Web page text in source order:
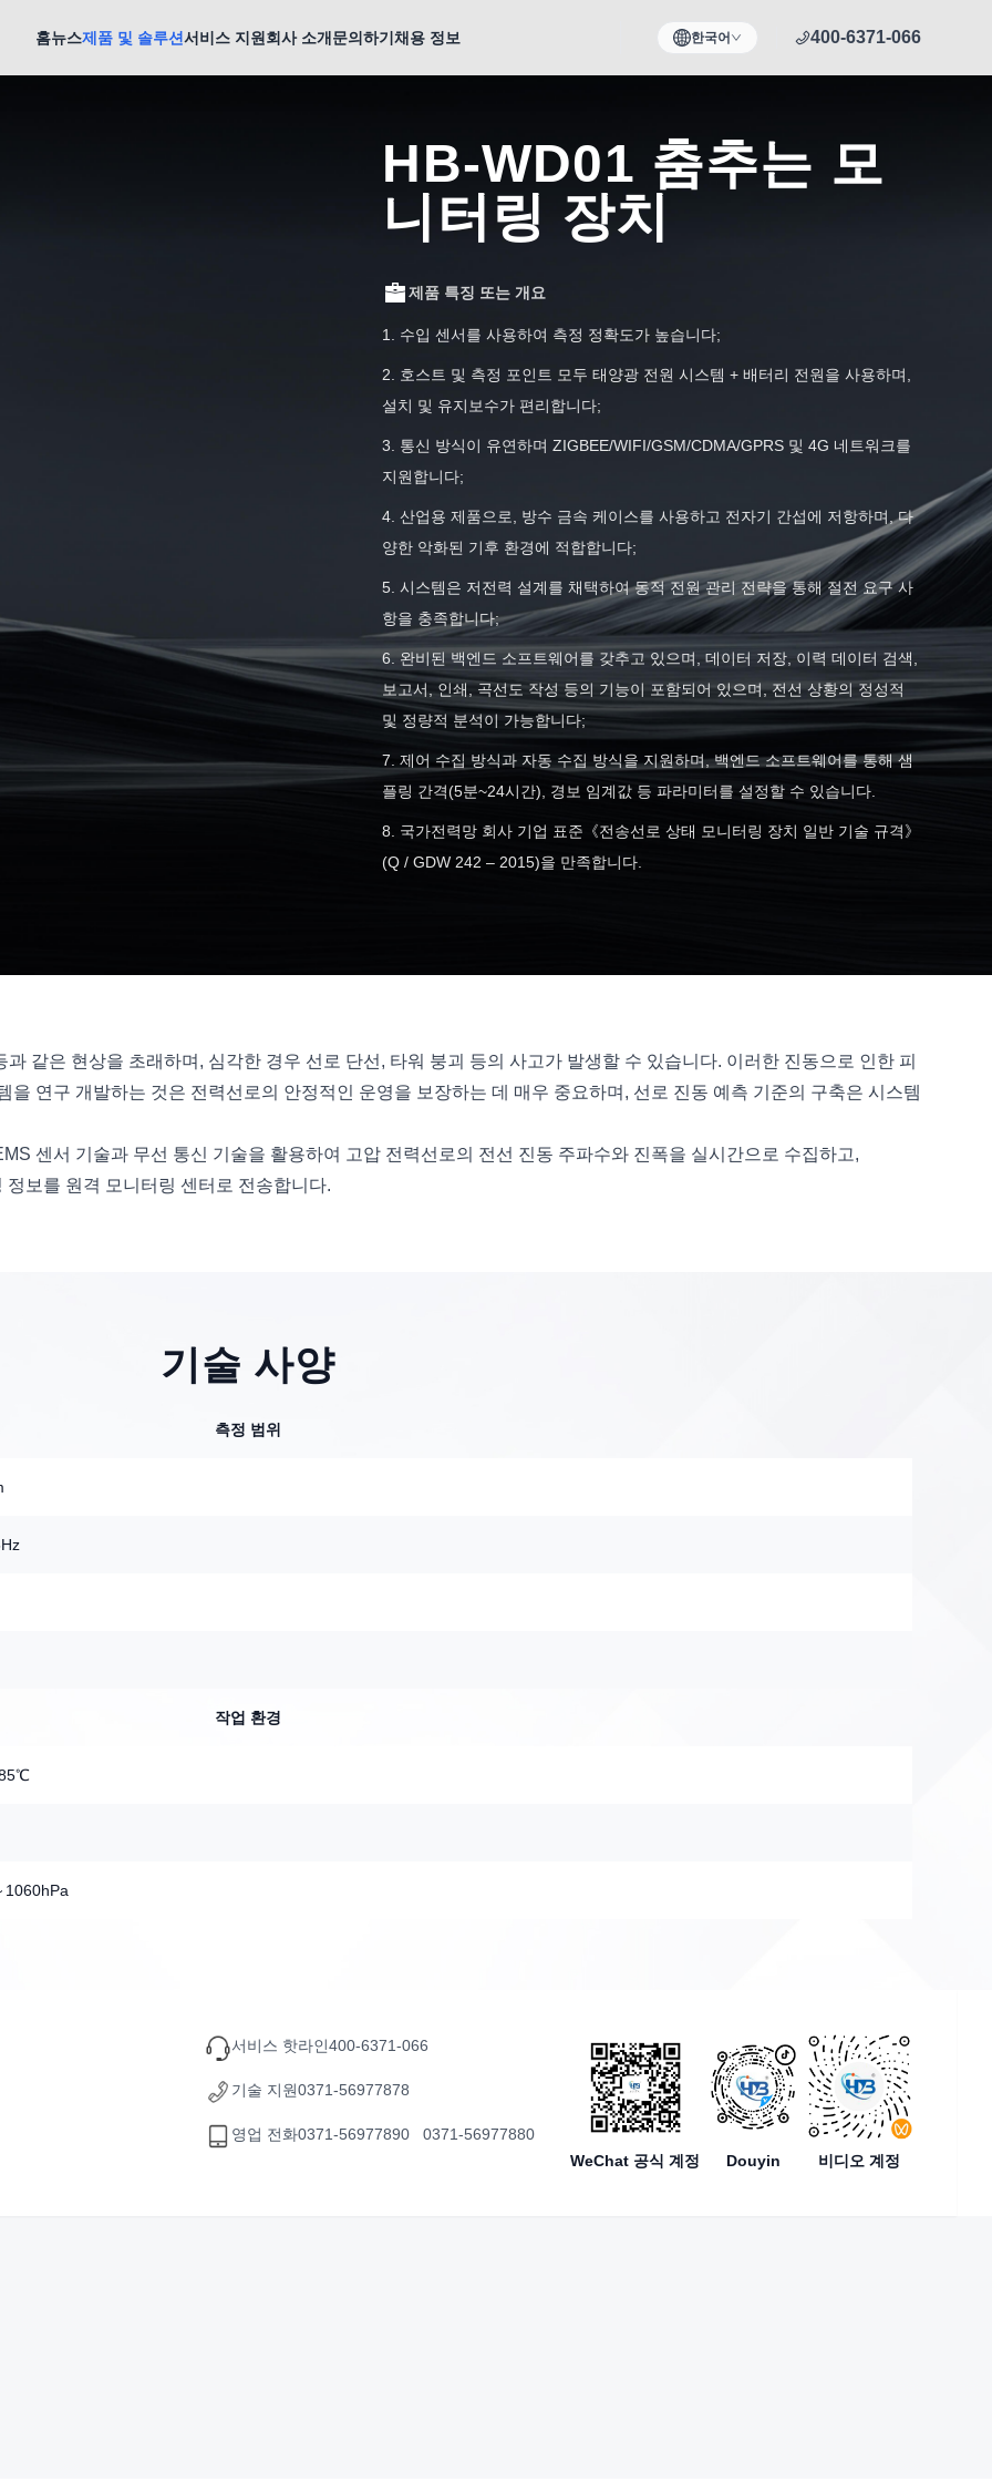
홈뉴스제품 및 솔루션서비스 지원 회사 소개 문의하기 채용 정보 한국어 400-6371-066
HB-WD01 춤추는 모
니터링 장치
제품 특징 또는 개요
1. 수입 센서를 사용하여 측정 정확도가 높습니다;
2. 호스트 및 측정 포인트 모두 태양광 전원 시스템 + 배터리 전원을 사용하며,
설치 및 유지보수가 편리합니다;
3. 통신 방식이 유연하며 ZIGBEE/WIFI/GSM/CDMA/GPRS 및 4G 네트워크를
지원합니다;
4. 산업용 제품으로, 방수 금속 케이스를 사용하고 전자기 간섭에 저항하며, 다
양한 악화된 기후 환경에 적합합니다;
5. 시스템은 저전력 설계를 채택하여 동적 전원 관리 전략을 통해 절전 요구 사
항을 충족합니다;
6. 완비된 백엔드 소프트웨어를 갖추고 있으며, 데이터 저장, 이력 데이터 검색,
보고서, 인쇄, 곡선도 작성 등의 기능이 포함되어 있으며, 전선 상황의 정성적
및 정량적 분석이 가능합니다;
7. 제어 수집 방식과 자동 수집 방식을 지원하며, 백엔드 소프트웨어를 통해 샘
플링 간격(5분~24시간), 경보 임계값 등 파라미터를 설정할 수 있습니다.
8. 국가전력망 회사 기업 표준《전송선로 상태 모니터링 장치 일반 기술 규격》
(Q / GDW 242 – 2015)을 만족합니다.
같은 현상을 초래하며, 심각한 경우 선로 단선, 타워 붕괴 등의 사고가 발생할 수 있습니다. 이러한 진동으로 인한 피
연구 개발하는 것은 전력선로의 안정적인 운영을 보장하는 데 매우 중요하며, 선로 진동 예측 기준의 구축은 시스템
센서 기술과 무선 통신 기술을 활용하여 고압 전력선로의 전선 진동 주파수와 진폭을 실시간으로 수집하고,
보를 원격 모니터링 센터로 전송합니다.
기술 사양
측정 범위
작업 환경
1060hPa
서비스 핫라인400-6371-066
기술 지원0371-56977878
영업 전화0371-56977890 0371-56977880
WeChat 공식 계정
Douyin 비디오 계정